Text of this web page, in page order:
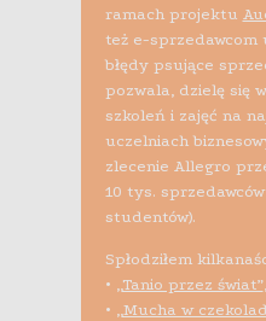
ramach projektu
też e-sprzedawcom
błędy psujące
pozwala, dzielę się
szkoleń i zajęć na
uczelniach
zlecenie Allegro
10 tys.
studentów).
Spłodziłem
• „Tanio przez świat”,
• „Mucha w